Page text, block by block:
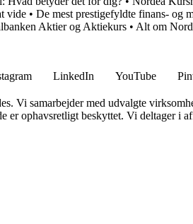
vide • De mest prestigefyldte finans- og
Aktier og Aktiekurs • Alt om
LinkedIn YouTube
Vi samarbejder med udvalgte
er ophavsretligt beskyttet. Vi deltager i